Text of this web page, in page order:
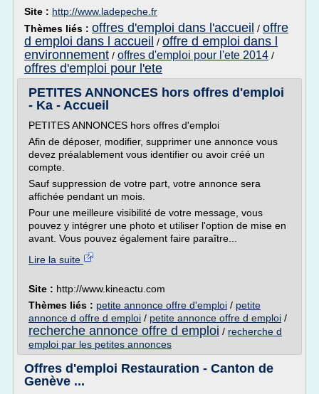
Site : http://www.ladepeche.fr
Thèmes liés : offres d'emploi dans l'accueil / offre
d emploi dans l accueil / offre d emploi dans l
environnement / offres d'emploi pour l'ete 2014 /
offres d'emploi pour l'ete
PETITES ANNONCES hors offres d'emploi
- Ka - Accueil
PETITES ANNONCES hors offres d'emploi
Afin de déposer, modifier, supprimer une annonce vous
devez préalablement vous identifier ou avoir créé un
compte.
Sauf suppression de votre part, votre annonce sera
affichée pendant un mois.
Pour une meilleure visibilité de votre message, vous
pouvez y intégrer une photo et utiliser l'option de mise en
avant. Vous pouvez également faire paraître...
Lire la suite
Site : http://www.kineactu.com
Thèmes liés : petite annonce offre d'emploi / petite
annonce d offre d emploi / petite annonce offre d emploi /
recherche annonce offre d emploi / recherche d
emploi par les petites annonces
Offres d'emploi Restauration - Canton de
Genève ...